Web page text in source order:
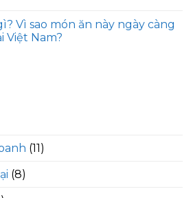
Vì sao món ăn này ngày càng
Việt Nam?
(11)
(8)